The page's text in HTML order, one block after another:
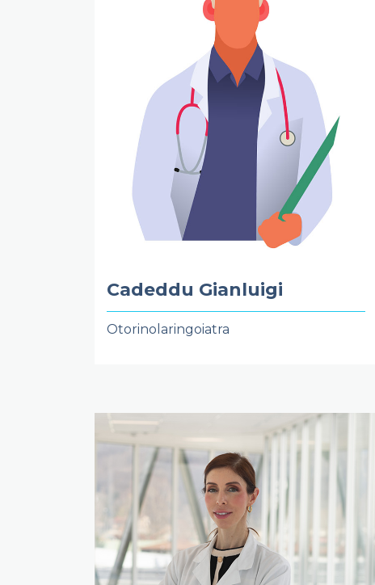
Cadeddu Gianluigi
Otorinolaringoiatra